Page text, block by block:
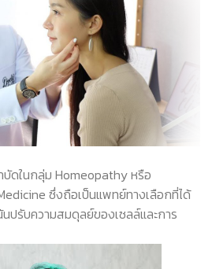
บัดในกลุ่ม Homeopathy หรือ
ซึ่งถือเป็นแพทย์ทางเลือกที่ได้
ปรับความสมดุลย์ของเซลล์และการ